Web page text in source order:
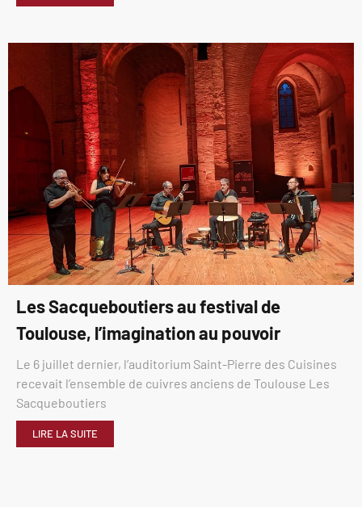
Les Sacqueboutiers au festival de
Toulouse, l’imagination au pouvoir
Le 6 juillet dernier, l’auditorium Saint-Pierre des Cuisines
recevait l’ensemble de cuivres anciens de Toulouse Les
Sacqueboutiers
LIRE LA SUITE